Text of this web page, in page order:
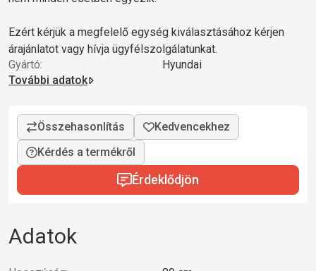
Ezért kérjük a megfelelő egység kiválasztásához kérjen
árajánlatot vagy hívja ügyfélszolgálatunkat.
Gyártó:
Hyundai
További adatok
Kérdés a termékről
Érdeklődjön
Adatok